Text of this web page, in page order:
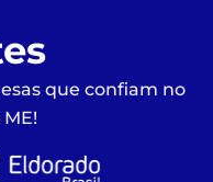
que confiam no